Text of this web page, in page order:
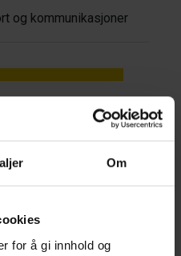
Om
for å gi innhold og
og kommunikasjoner